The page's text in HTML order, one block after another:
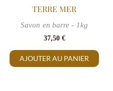
TERRE MER
Savon en barre - 1kg
37,50 €
AJOUTER AU PANIER